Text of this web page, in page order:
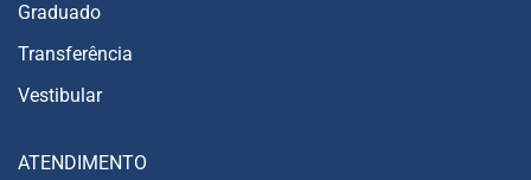
Graduado
Transferência
Vestibular
ATENDIMENTO